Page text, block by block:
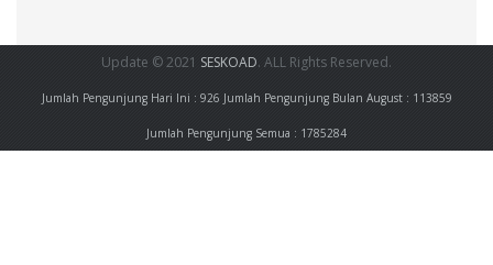
Update © 2021 SESKOAD. ALL Rights Reserved.
Jumlah Pengunjung Hari Ini : 926 Jumlah Pengunjung Bulan August : 113859
Jumlah Pengunjung Semua : 1785284